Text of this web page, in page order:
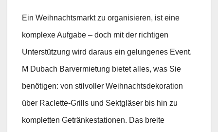
Ein Weihnachtsmarkt zu organisieren, ist eine
komplexe Aufgabe – doch mit der richtigen
Unterstützung wird daraus ein gelungenes Event.
M Dubach Barvermietung bietet alles, was Sie
benötigen: von stilvoller Weihnachtsdekoration
über Raclette-Grills und Sektgläser bis hin zu
kompletten Getränkestationen. Das breite